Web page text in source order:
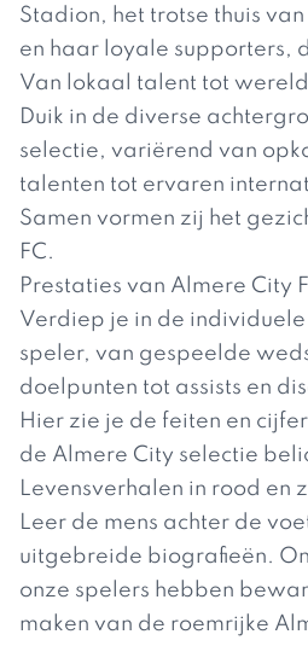
Stadion, het trotse thuis
en haar loyale supporters,
Van lokaal talent tot
Duik in de diverse
selectie, variërend van
talenten tot ervaren
Samen vormen zij het
FC.
Prestaties van Almere City
Verdiep je in de
speler, van gespeelde
doelpunten tot assists en
Hier zie je de feiten en
de Almere City selectie
Levensverhalen in rood en
Leer de mens achter de
uitgebreide biografieën.
onze spelers hebben
maken van de roemrijke